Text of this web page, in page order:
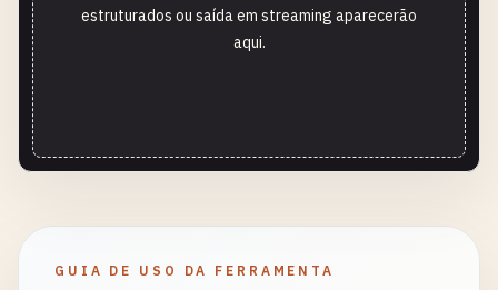
estruturados ou saída em streaming aparecerão
aqui.
GUIA DE USO DA FERRAMENTA